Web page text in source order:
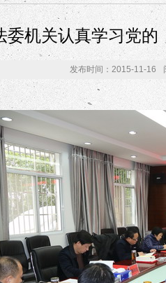
委机关认真学习党
发布时间：2015-11-16